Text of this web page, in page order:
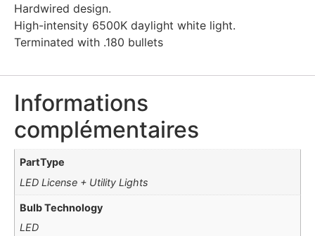
Hardwired design.
High-intensity 6500K daylight white light.
Terminated with .180 bullets
Informations
complémentaires
PartType
LED License + Utility Lights
Bulb Technology
LED